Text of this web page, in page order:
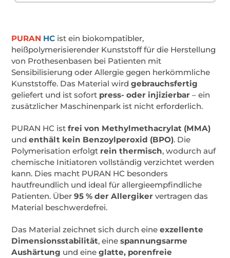
PURAN HCist ein biokompatibler,
heißpolymerisierender Kunststoff für die Herstellung
von Prothesenbasen bei Patienten mit
Sensibilisierung oder Allergie gegen herkömmliche
Kunststoffe. Das Material wird gebrauchsfertig
geliefert und ist sofort press- oder injizierbar– ein
zusätzlicher Maschinenpark ist nicht erforderlich.
PURAN HC ist frei von Methylmethacrylat (MMA)
und enthält kein Benzoylperoxid (BPO). Die
Polymerisation erfolgt rein thermisch, wodurch auf
chemische Initiatoren vollständig verzichtet werden
kann. Dies macht PURAN HC besonders
hautfreundlich und ideal für allergieempfindliche
Patienten. Über 95 % der Allergikervertragen das
Material beschwerdefrei.
Das Material zeichnet sich durch eine exzellente
Dimensionsstabilität, eine spannungsarme
Aushärtung und eine glatte, porenfreie